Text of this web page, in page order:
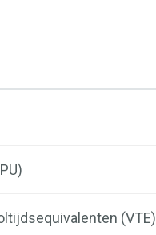
(VTE)